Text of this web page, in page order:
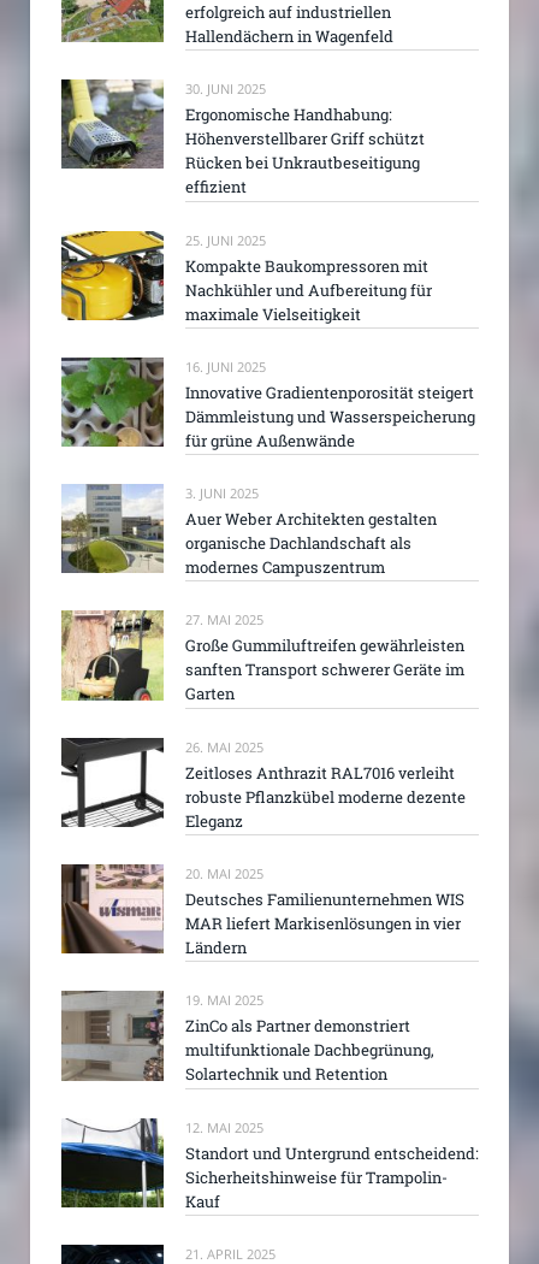
erfolgreich auf industriellen
Hallendächern in Wagenfeld
30. JUNI 2025
Ergonomische Handhabung:
Höhenverstellbarer Griff schützt
Rücken bei Unkrautbeseitigung
effizient
25. JUNI 2025
Kompakte Baukompressoren mit
Nachkühler und Aufbereitung für
maximale Vielseitigkeit
16. JUNI 2025
Innovative Gradientenporosität steigert
Dämmleistung und Wasserspeicherung
für grüne Außenwände
3. JUNI 2025
Auer Weber Architekten gestalten
organische Dachlandschaft als
modernes Campuszentrum
27. MAI 2025
Große Gummiluftreifen gewährleisten
sanften Transport schwerer Geräte im
Garten
26. MAI 2025
Zeitloses Anthrazit RAL7016 verleiht
robuste Pflanzkübel moderne dezente
Eleganz
20. MAI 2025
Deutsches Familienunternehmen WIS
MAR liefert Markisenlösungen in vier
Ländern
19. MAI 2025
ZinCo als Partner demonstriert
multifunktionale Dachbegrünung,
Solartechnik und Retention
12. MAI 2025
Standort und Untergrund entscheidend:
Sicherheitshinweise für Trampolin-
Kauf
21. APRIL 2025